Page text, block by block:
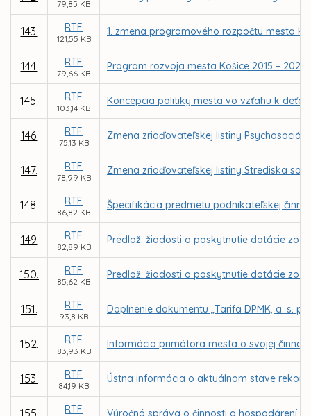
79,85 KB
143. RTF
121,55 KB
1. zmena programového rozpočtu mesta
144. RTF
79,66 KB
Program rozvoja mesta Košice 2015 –
145. RTF
103,14 KB
Koncepcia politiky mesta vo vzťahu k
146. RTF
75,13 KB
Zmena zriaďovateľskej listiny
147. RTF
78,99 KB
Zmena zriaďovateľskej listiny Strediska
148. RTF
86,82 KB
Špecifikácia predmetu podnikateľskej
149. RTF
82,89 KB
Predlož. žiadosti o poskytnutie dotácie zo
150. RTF
85,62 KB
Predlož. žiadosti o poskytnutie dotácie zo
151. RTF
93,8 KB
Doplnenie dokumentu „Tarifa DPMK, a. s.
152. RTF
83,93 KB
Informácia primátora mesta o svojej
153. RTF
84,19 KB
Ústna informácia o aktuálnom stave
RTF